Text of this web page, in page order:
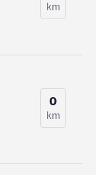
km
0
km